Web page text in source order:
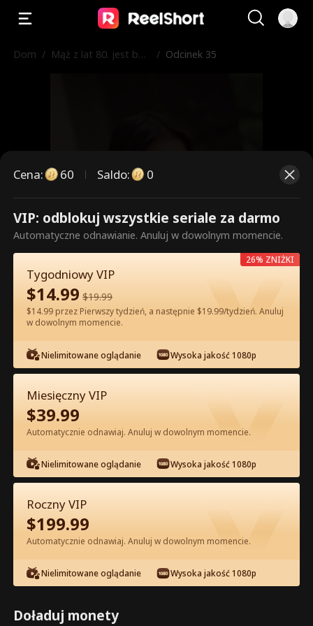
Dom / Mąż z lat 80. jest bar
/ Odcinek 35
To są płatne odcinki. Odblokuj,
aby oglądać.
60Odblokuj teraz
Oglądaj za darmo w Apce
Odcinek 35 - Mąż z lat 80. jest bardzo
niewinny Pełna Wersja Filmu
1-50 51-60 Wszystkie Odcinki
35 36 37 38 39
Cena: 60 Saldo: 0
VIP: odblokuj wszystkie seriale za darmo
Automatyczne odnawianie. Anuluj w dowolnym momencie.
Tygodniowy VIP
$14.99 $19.99
$14.99 przez Pierwszy tydzień, a następnie $19.99/tydzień. Anuluj
w dowolnym momencie.
Nielimitowane oglądanie Wysoka jakość 1080p
26% ZNIŻKI
Miesięczny VIP
$39.99
Automatycznie odnawiaj. Anuluj w dowolnym momencie.
Nielimitowane oglądanie Wysoka jakość 1080p
Roczny VIP
$199.99
Automatycznie odnawiaj. Anuluj w dowolnym momencie.
Nielimitowane oglądanie Wysoka jakość 1080p
Doładuj monety